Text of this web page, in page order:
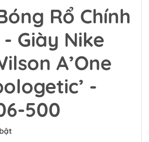
Rổ Chính
Giày Nike
A’One
-
500